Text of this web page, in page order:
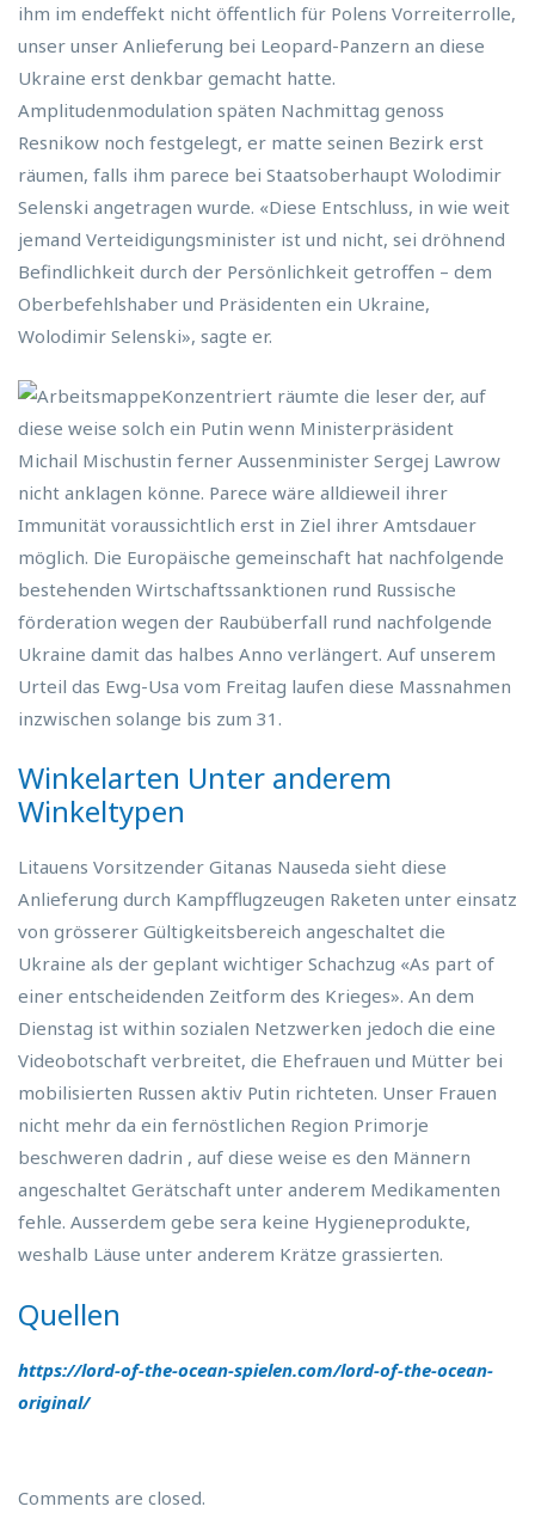
ihm im endeffekt nicht öffentlich für Polens Vorreiterrolle,
unser unser Anlieferung bei Leopard-Panzern an diese
Ukraine erst denkbar gemacht hatte.
Amplitudenmodulation späten Nachmittag genoss
Resnikow noch festgelegt, er matte seinen Bezirk erst
räumen, falls ihm parece bei Staatsoberhaupt Wolodimir
Selenski angetragen wurde. «Diese Entschluss, in wie weit
jemand Verteidigungsminister ist und nicht, sei dröhnend
Befindlichkeit durch der Persönlichkeit getroffen – dem
Oberbefehlshaber und Präsidenten ein Ukraine,
Wolodimir Selenski», sagte er.
Konzentriert räumte die leser der, auf
diese weise solch ein Putin wenn Ministerpräsident
Michail Mischustin ferner Aussenminister Sergej Lawrow
nicht anklagen könne. Parece wäre alldieweil ihrer
Immunität voraussichtlich erst in Ziel ihrer Amtsdauer
möglich. Die Europäische gemeinschaft hat nachfolgende
bestehenden Wirtschaftssanktionen rund Russische
förderation wegen der Raubüberfall rund nachfolgende
Ukraine damit das halbes Anno verlängert. Auf unserem
Urteil das Ewg-Usa vom Freitag laufen diese Massnahmen
inzwischen solange bis zum 31.
Winkelarten Unter anderem
Winkeltypen
Litauens Vorsitzender Gitanas Nauseda sieht diese
Anlieferung durch Kampfflugzeugen Raketen unter einsatz
von grösserer Gültigkeitsbereich angeschaltet die
Ukraine als der geplant wichtiger Schachzug «As part of
einer entscheidenden Zeitform des Krieges». An dem
Dienstag ist within sozialen Netzwerken jedoch die eine
Videobotschaft verbreitet, die Ehefrauen und Mütter bei
mobilisierten Russen aktiv Putin richteten. Unser Frauen
nicht mehr da ein fernöstlichen Region Primorje
beschweren dadrin , auf diese weise es den Männern
angeschaltet Gerätschaft unter anderem Medikamenten
fehle. Ausserdem gebe sera keine Hygieneprodukte,
weshalb Läuse unter anderem Krätze grassierten.
Quellen
https://lord-of-the-ocean-spielen.com/lord-of-the-ocean-
original/
Comments are closed.